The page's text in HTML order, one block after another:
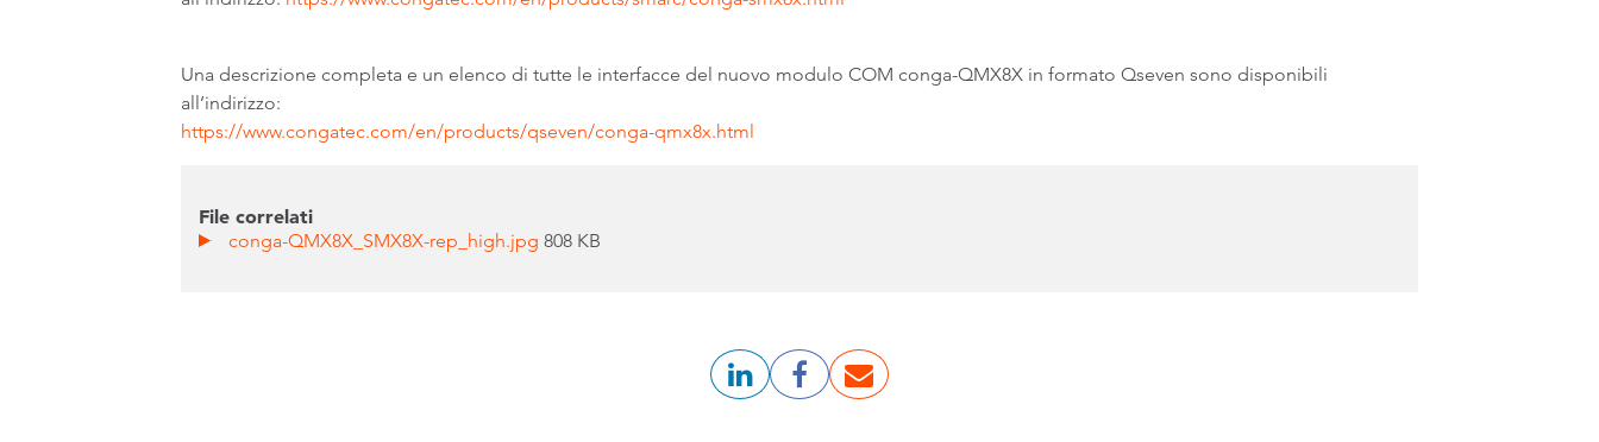
Una descrizione completa e un elenco di tutte le interfacce del nuovo modulo COM conga-QMX8X in formato Qseven sono disponibili
all’indirizzo:
https://www.congatec.com/en/products/qseven/conga-qmx8x.html
File correlati
conga-QMX8X_SMX8X-rep_high.jpg808 KB